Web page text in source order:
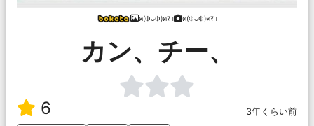
ฅ(ФᴗФ)ฅﾏｺ ฅ(ФᴗФ)ฅﾏｺ
カン、チー、
6
3年くらい前